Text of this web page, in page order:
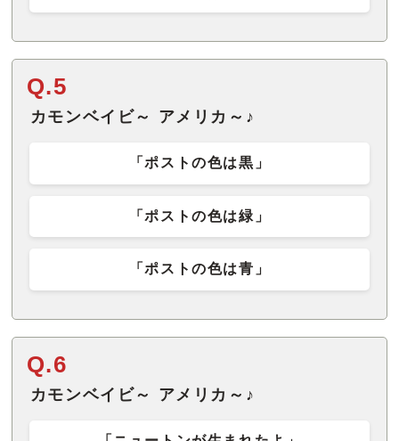
Q.5
カモンベイビ～ アメリカ～♪
「ポストの色は黒」
「ポストの色は緑」
「ポストの色は青」
Q.6
カモンベイビ～ アメリカ～♪